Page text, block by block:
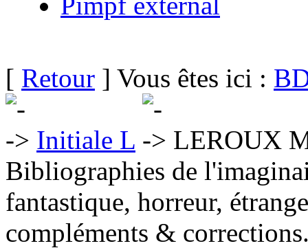
[ Retour ] Vous êtes ici :
Initiale L
LEROUX
Bibliographies de
fantastique, horreur,
compléments &